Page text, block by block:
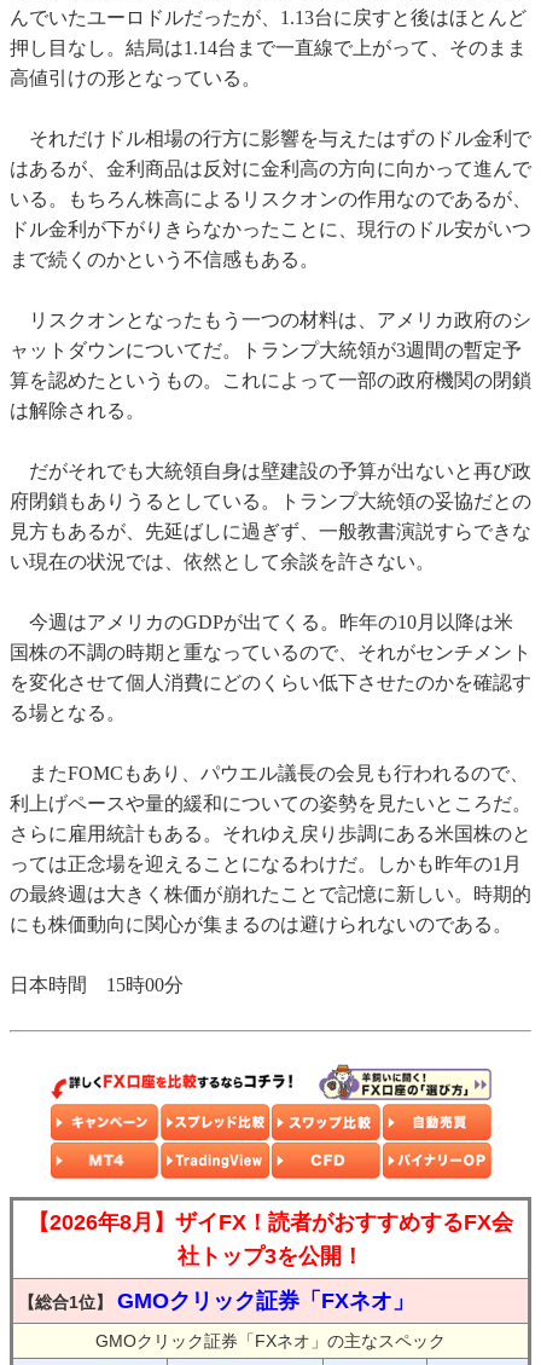
んでいたユーロドルだったが、1.13台に戻すと後はほとんど
押し目なし。結局は1.14台まで一直線で上がって、そのまま
高値引けの形となっている。
それだけドル相場の行方に影響を与えたはずのドル金利で
はあるが、金利商品は反対に金利高の方向に向かって進んで
いる。もちろん株高によるリスクオンの作用なのであるが、
ドル金利が下がりきらなかったことに、現行のドル安がいつ
まで続くのかという不信感もある。
リスクオンとなったもう一つの材料は、アメリカ政府のシ
ャットダウンについてだ。トランプ大統領が3週間の暫定予
算を認めたというもの。これによって一部の政府機関の閉鎖
は解除される。
だがそれでも大統領自身は壁建設の予算が出ないと再び政
府閉鎖もありうるとしている。トランプ大統領の妥協だとの
見方もあるが、先延ばしに過ぎず、一般教書演説すらできな
い現在の状況では、依然として余談を許さない。
今週はアメリカのGDPが出てくる。昨年の10月以降は米
国株の不調の時期と重なっているので、それがセンチメント
を変化させて個人消費にどのくらい低下させたのかを確認す
る場となる。
またFOMCもあり、パウエル議長の会見も行われるので、
利上げペースや量的緩和についての姿勢を見たいところだ。
さらに雇用統計もある。それゆえ戻り歩調にある米国株のと
っては正念場を迎えることになるわけだ。しかも昨年の1月
の最終週は大きく株価が崩れたことで記憶に新しい。時期的
にも株価動向に関心が集まるのは避けられないのである。
日本時間 15時00分
【2026年8月】ザイFX！読者がおすすめするFX会
社トップ3を公開！
【総合1位】 GMOクリック証券「FXネオ」
GMOクリック証券「FXネオ」の主なスペック